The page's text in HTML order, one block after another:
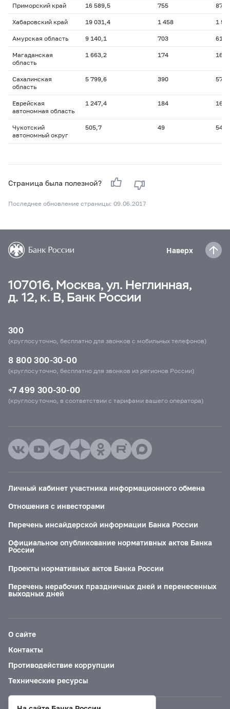
Приморский край 16 589,5 755
Хабаровский край 19 031,4 1 458 1
Амурская область 9 140,1 703
Магаданская
область
1 663,2 174
Сахалинская
область
5 799,6 390
Еврейская
автономная область
1 247,4 184
Чукотский
автономный округ
505,7 49 54,4
Страница была полезной?
Последнее обновление страницы: 09.06.2017
Наверх
107016, Москва, ул. Неглинная,
д. 12, к. В, Банк России
300
(круглосуточно, бесплатно для звонков с мобильных телефонов)
8 800 300-30-00
(круглосуточно, бесплатно для звонков из регионов России)
+7 499 300-30-00
(круглосуточно, в соответствии с тарифами вашего оператора)
Личный кабинет участника информационного обмена
Отношения с инвесторами
Перечень инсайдерской информации Банка России
Официальное опубликование нормативных актов Банка
России
Проекты нормативных актов Банка России
Перечень нерабочих праздничных дней и перенесенных
выходных дней
О сайте
Контакты
Противодействие коррупции
Технические ресурсы